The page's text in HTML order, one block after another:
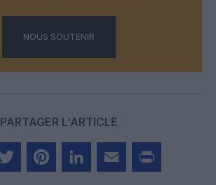
NOUS SOUTENIR
PARTAGER L'ARTICLE